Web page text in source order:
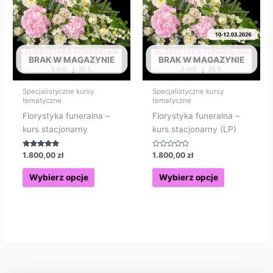
BRAK W MAGAZYNIE
Specjalistyczne kursy
tematyczne
Florystyka funeralna –
kurs stacjonarny
Oceniono
na 5
1.800,00zł
Wybierz opcje
wiele
wariantów.
Opcje
można
wybrać
na
stronie
BRAK W MAGAZYNIE
Specjalistyczne kursy
tematyczne
Florystyka funeralna –
kurs stacjonarny (LP)
Oceniono
na
1.800,00zł
Wybierz opcje
wiele
wariantów.
Opcje
można
wybrać
na
stronie